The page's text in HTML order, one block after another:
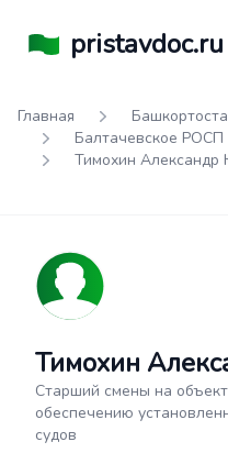
pristavdoc.ru
Главная
Балтачевское РОСП
Тимохин Александр
Тимохин
Старший смены на
обеспечению
судов